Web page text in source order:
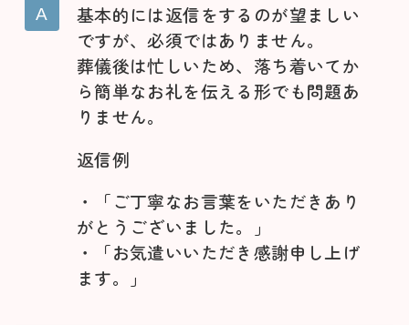
基本的には返信をするのが望ましい
ですが、必須ではありません。
葬儀後は忙しいため、落ち着いてか
ら簡単なお礼を伝える形でも問題あ
りません。
返信例
・「ご丁寧なお言葉をいただきあり
がとうございました。」
・「お気遣いいただき感謝申し上げ
ます。」